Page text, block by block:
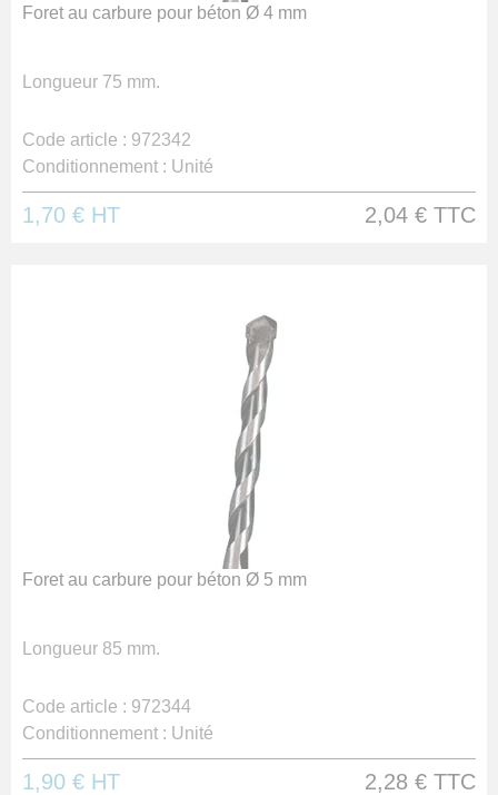
Foret au carbure pour béton Ø 4 mm
Longueur 75 mm.
Code article : 972342
Conditionnement : Unité
1,70 € HT 2,04 € TTC
Foret au carbure pour béton Ø 5 mm
Longueur 85 mm.
Code article : 972344
Conditionnement : Unité
1,90 € HT 2,28 € TTC